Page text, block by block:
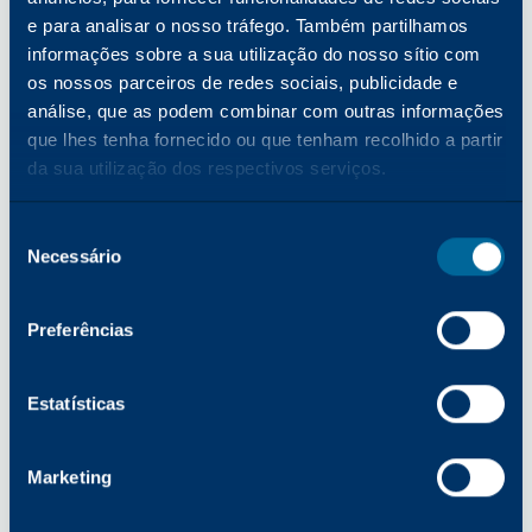
e para analisar o nosso tráfego. Também partilhamos
informações sobre a sua utilização do nosso sítio com
os nossos parceiros de redes sociais, publicidade e
análise, que as podem combinar com outras informações
que lhes tenha fornecido ou que tenham recolhido a partir
da sua utilização dos respectivos serviços.
Necessário
Preferências
Estatísticas
Marketing
EMPRESA
Katun entra em campo: construindo
relações mais fortes com revendedores por
meio do marketing esportivo
Ler mais
para 2026
PRODUTOS
O que acontecerá com os dispositivos de